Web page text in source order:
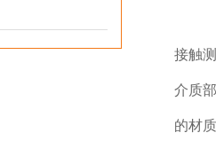
接触
介质
的材质